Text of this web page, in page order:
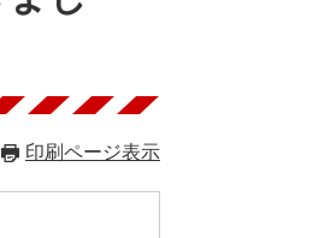
印刷ページ表示